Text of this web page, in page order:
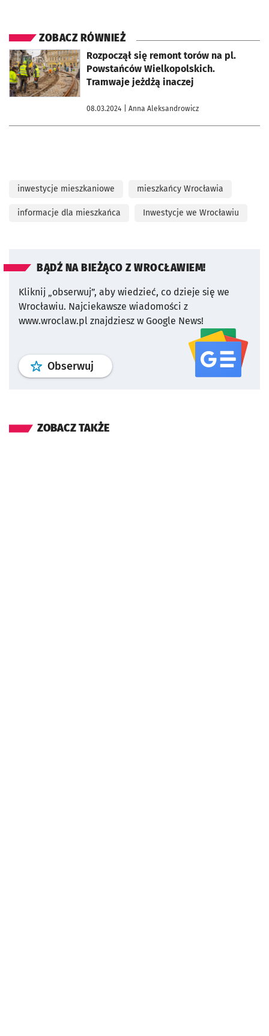
ZOBACZ RÓWNIEŻ
Rozpoczął się remont torów na pl.
Powstańców Wielkopolskich.
Tramwaje jeżdżą inaczej
08.03.2024 | Anna Aleksandrowicz
otworzy się w nowej karcie
inwestycje mieszkaniowe mieszkańcy Wrocławia
informacje dla mieszkańca Inwestycje we Wrocławiu
BĄDŹ NA BIEŻĄCO Z WROCŁAWIEM!
Kliknij „obserwuj”, aby wiedzieć, co dzieje się we
Wrocławiu. Najciekawsze wiadomości z
www.wroclaw.pl znajdziesz w Google News!
Obserwuj profil serwisu
ZOBACZ TAKŻE